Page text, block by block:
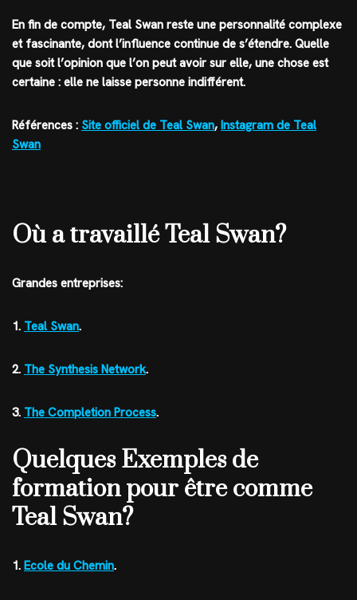
En fin de compte, Teal Swan reste une personnalité complexe
et fascinante, dont l’influence continue de s’étendre. Quelle
que soit l’opinion que l’on peut avoir sur elle, une chose est
certaine : elle ne laisse personne indifférent.
Références : Site officiel de Teal Swan, Instagram de Teal
Swan
Où a travaillé Teal Swan?
Grandes entreprises:
1. Teal Swan.
2. The Synthesis Network.
3. The Completion Process.
Quelques Exemples de
formation pour être comme
Teal Swan?
1. Ecole du Chemin.